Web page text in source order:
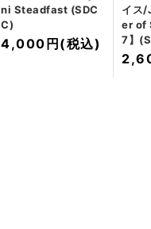
ni Steadfast (SDC
C)
4,000円 (税込)
イス
er of
7】